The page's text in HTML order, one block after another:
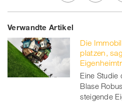
Share
on
Facebook
Twe
on
twitt
er
Verwandte Artikel
Die
platzen,
Eine Studie
Blase
steigende